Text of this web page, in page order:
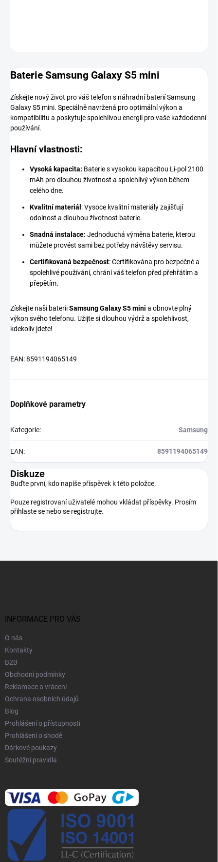
Baterie Samsung Galaxy S5 mini
Získejte nový život pro váš telefon s náhradní baterií Samsung
Galaxy S5 mini. Speciálně navržená pro optimální výkon a
kompatibilitu a poskytuje spolehlivou energii pro vaše každodenní
používání.
Hlavní vlastnosti:
Vysoká kapacita: Baterie s vysokou kapacitou Li-pol 2100
mAh pro dlouhou životnost a spolehlivý výkon během
celého dne.
Kvalitní materiál :Vysoce kvalitní materiály zajišťují
odolnost a dlouhou životnost baterie.
Snadná instalace: Jednoduchá výměna baterie, kterou
můžete provést sami bez potřeby návštěvy servisu.
Certifikovaná bezpečnost:Certifikována pro bezpečné a
spolehlivé používání, chrání váš telefon před přehřátím a
přepětím.
Získejte naši bateriiSamsung Galaxy S5 mini a obnovte plný
výkon svého telefonu. Užijte si dlouhou výdrž a spolehlivost,
kdekoliv jdete!
EAN:8591194065149
Doplňkové parametry
Kategorie: Samsung
EAN: 8591194065149
Diskuze
Buďte první, kdo napíše příspěvek k této položce.
Pouze registrovaní uživatelé mohou vkládat příspěvky. Prosím
přihlaste se nebo se registrujte.
INFORMACE PRO VÁS
O nás
Kontakty
B2B
Obchodní podmínky
Reklamace a vrácení
Ochrana osobních údajů
Blog
Prohlášení o přístupnosti
Prohlášení o shodě
Dárkové poukazy
Soutěžní pravidla